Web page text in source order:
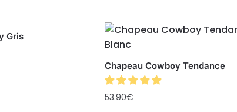
Gris
Chapeau Cowboy Tendance
53.90€